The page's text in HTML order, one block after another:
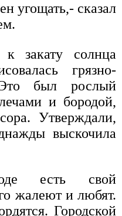
угощать,- сказал
закату солнца
грязно-
был рослый
и бородой,
Утверждали,
выскочила
есть свой
жалеют и любят.
Городской